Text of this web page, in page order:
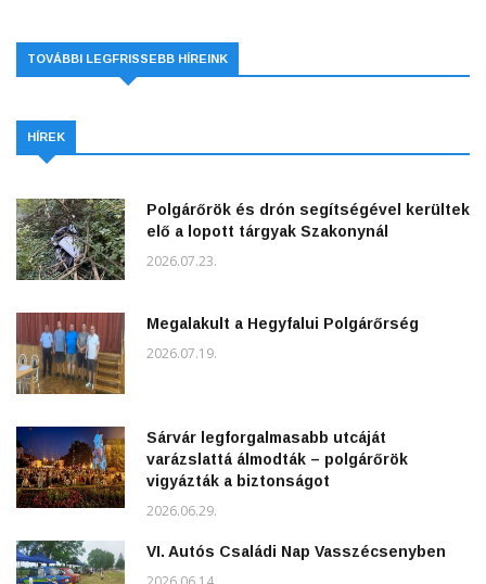
TOVÁBBI LEGFRISSEBB HÍREINK
HÍREK
Polgárőrök és drón segítségével kerültek
elő a lopott tárgyak Szakonynál
2026.07.23.
Megalakult a Hegyfalui Polgárőrség
2026.07.19.
Sárvár legforgalmasabb utcáját
varázslattá álmodták – polgárőrök
vigyázták a biztonságot
2026.06.29.
VI. Autós Családi Nap Vasszécsenyben